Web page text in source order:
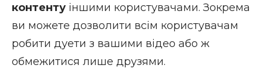
контенту іншими користувачами. Зокрема
ви можете дозволити всім користувачам
робити дуети з вашими відео або ж
обмежитися лише друзями.